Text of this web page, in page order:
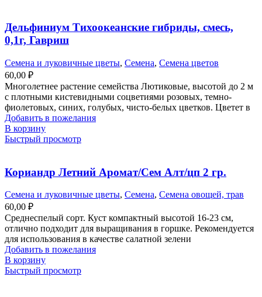
Дельфиниум Тихоокеанские гибриды, смесь,
0,1г, Гавриш
Семена и луковичные цветы, Семена, Семена цветов
60,00 ₽
Многолетнее растение семейства Лютиковые, высотой до 2 м
с плотными кистевидными соцветиями розовых, темно-
фиолетовых, синих, голубых, чисто-белых цветков. Цветет в
Добавить в пожелания
В корзину
Быстрый просмотр
Кориандр Летний Аромат/Сем Алт/цп 2 гр.
Семена и луковичные цветы, Семена, Семена овощей, трав
60,00 ₽
Среднеспелый сорт. Куст компактный высотой 16-23 см,
отлично подходит для выращивания в горшке. Рекомендуется
для использования в качестве салатной зелени
Добавить в пожелания
В корзину
Быстрый просмотр